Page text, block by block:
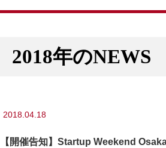
2018年のNEWS
2018.04.18
【開催告知】Startup Weekend